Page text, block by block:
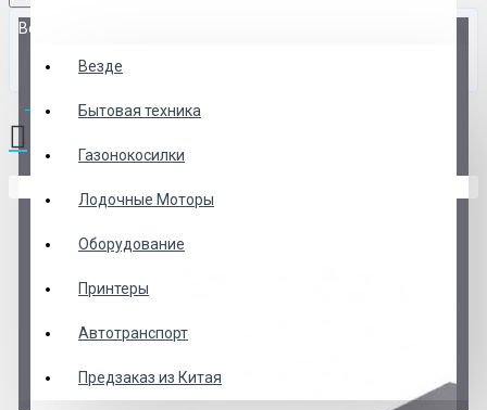
Везде
Везде
Бытовая техника
Газонокосилки
Лодочные Моторы
Оборудование
Принтеры
Автотранспорт
Предзаказ из Китая
0 товар(ов) - 0 р.